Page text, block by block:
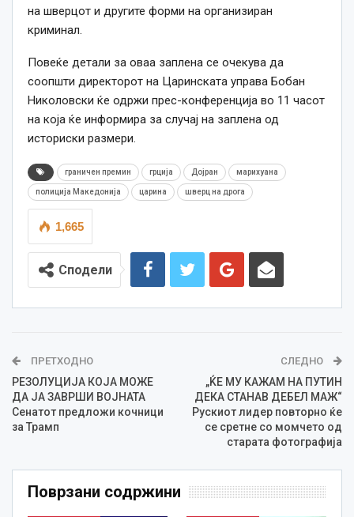
на шверцот и другите форми на организиран
криминал.
Повеќе детали за оваа заплена се очекува да
соопшти директорот на Царинската управа Бобан
Николовски ќе одржи прес-конференција во 11 часот
на која ќе информира за случај на заплена од
историски размери.
граничен премин грција Дојран марихуана
полиција Македонија царина шверц на дрога
1,665
Сподели
ПРЕТХОДНО
РЕЗОЛУЦИЈА КОЈА МОЖЕ
ДА ЈА ЗАВРШИ ВОЈНАТА
Сенатот предложи кочници
за Трамп
СЛЕДНО
„ЌЕ МУ КАЖАМ НА ПУТИН
ДЕКА СТАНАВ ДЕБЕЛ МАЖ“
Рускиот лидер повторно ќе
се сретне со момчето од
старата фотографија
Поврзани содржини